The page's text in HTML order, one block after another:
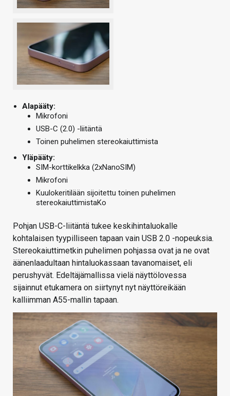
Alapääty:
Mikrofoni
USB-C (2.0) -liitäntä
Toinen puhelimen stereokaiuttimista
Yläpääty:
SIM-korttikelkka (2xNanoSIM)
Mikrofoni
Kuulokeritilään sijoitettu toinen puhelimen
stereokaiuttimistaKo
Pohjan USB-C-liitäntä tukee keskihintaluokalle
kohtalaisen tyypilliseen tapaan vain USB 2.0 -nopeuksia.
Stereokaiuttimetkin puhelimen pohjassa ovat ja ne ovat
äänenlaadultaan hintaluokassaan tavanomaiset, eli
perushyvät. Edeltäjämallissa vielä näyttölovessa
sijainnut etukamera on siirtynyt nyt näyttöreikään
kalliimman A55-mallin tapaan.